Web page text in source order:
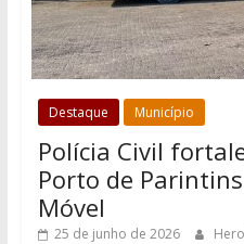
Destaque Município
Polícia Civil
Porto de
Móvel
25 de junho de 2026